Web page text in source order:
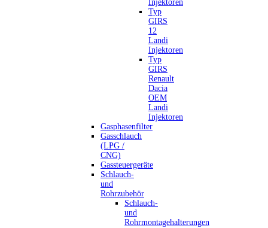
Injektoren
Typ
GIRS
12
Landi
Injektoren
Typ
GIRS
Renault
Dacia
OEM
Landi
Injektoren
Gasphasenfilter
Gasschlauch
(LPG /
CNG)
Gassteuergeräte
Schlauch-
und
Rohrzubehör
Schlauch-
und
Rohrmontagehalterungen